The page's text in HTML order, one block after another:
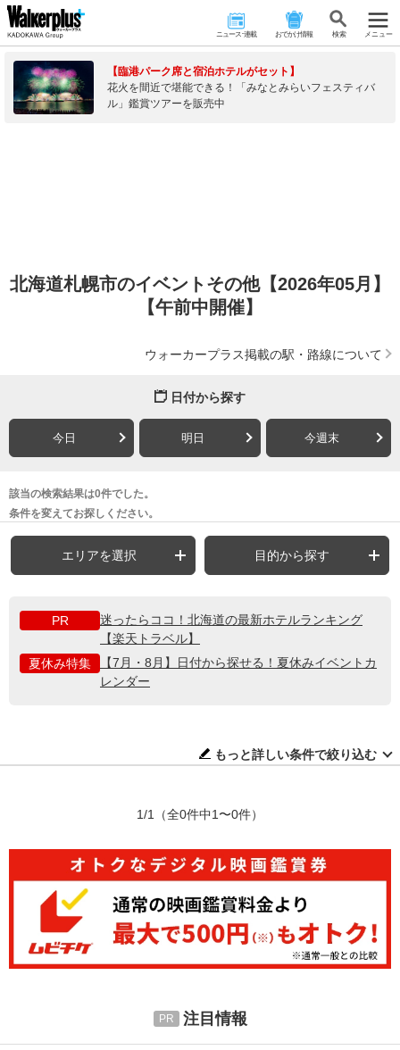
ニュース･連載 おでかけ情報 検 索 メニュー
【臨港パーク席と宿泊ホテルがセット】
花火を間近で堪能できる！「みなとみらいフェスティバ
ル」鑑賞ツアーを販売中
北海道札幌市のイベントその他【2026年05月】
【午前中開催】
ウォーカープラス掲載の駅・路線について
日付から探す
今日 明日 今週末
該当の検索結果は0件でした。
条件を変えてお探しください。
エリアを選択 目的から探す
PR
迷ったらココ！北海道の最新ホテルランキング
【楽天トラベル】
夏休み特集
【7月・8月】日付から探せる！夏休みイベントカ
レンダー
もっと詳しい条件で絞り込む
1/1 （全0件中1〜0件）
注目情報